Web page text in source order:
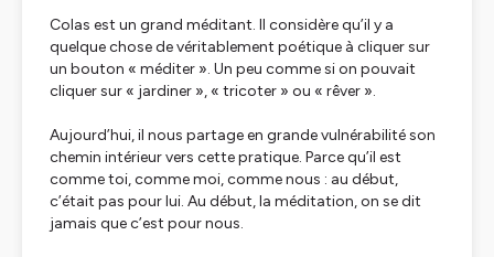
Colas est un grand méditant. Il considère qu’il y a
quelque chose de véritablement poétique à cliquer sur
un bouton « méditer ». Un peu comme si on pouvait
cliquer sur « jardiner », « tricoter » ou « rêver ».
Aujourd’hui, il nous partage en grande vulnérabilité son
chemin intérieur vers cette pratique. Parce qu’il est
comme toi, comme moi, comme nous : au début,
c’était pas pour lui. Au début, la méditation, on se dit
jamais que c’est pour nous.